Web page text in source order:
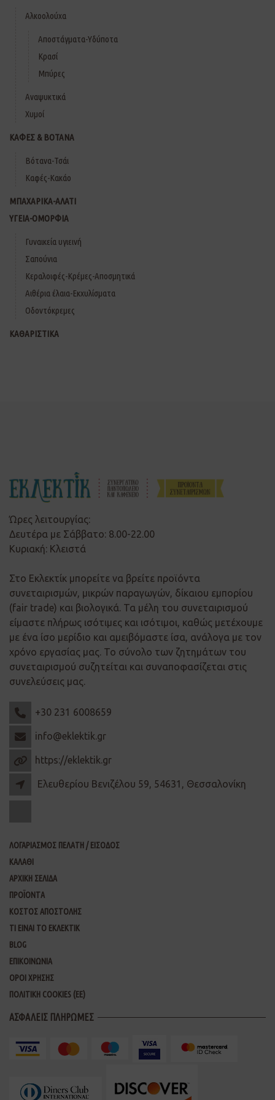
Αλκοολούχα
Αποστάγματα-Υδύποτα
Κρασί
Μπύρες
Αναψυκτικά
Χυμοί
ΚΑΦΕΣ & ΒΟΤΑΝΑ
Βότανα-Τσάι
Καφές-Κακάο
ΜΠΑΧΑΡΙΚΑ-ΑΛΑΤΙ
ΥΓΕΙΑ-ΟΜΟΡΦΙΑ
Γυναικεία υγιεινή
Σαπούνια
Κεραλοιφές-Κρέμες-Αποσμητικά
Αιθέρια έλαια-Εκχυλίσματα
Οδοντόκρεμες
ΚΑΘΑΡΙΣΤΙΚΑ
Ώρες λειτουργίας:
Δευτέρα με Σάββατο: 8.00-22.00
Κυριακή: Κλειστά
Στο Εκλεκτίκ μπορείτε να βρείτε προϊόντα
συνεταιρισμών, μικρών παραγωγών, δίκαιου εμπορίου
(fair trade) και βιολογικά. Τα μέλη του συνεταιρισμού
είμαστε πλήρως ισότιμες και ισότιμοι, καθώς μετέχουμε
με ένα ίσο μερίδιο και αμειβόμαστε ίσα, ανάλογα με τον
χρόνο εργασίας μας. Το σύνολο των ζητημάτων του
συνεταιρισμού συζητείται και συναποφασίζεται στις
συνελεύσεις μας.
+30 231 6008659
info@eklektik.gr
https://eklektik.gr
Ελευθερίου Βενιζέλου 59, 54631, Θεσσαλονίκη
ΛΟΓΑΡΙΑΣΜΟΣ ΠΕΛΑΤΗ / ΕΙΣΟΔΟΣ
ΚΑΛΑΘΙ
ΑΡΧΙΚΗ ΣΕΛΙΔΑ
ΠΡΟΪΟΝΤΑ
ΚΟΣΤΟΣ ΑΠΟΣΤΟΛΗΣ
ΤΙ ΕΙΝΑΙ ΤΟ ΕΚΛΕΚΤΙΚ
BLOG
ΕΠΙΚΟΙΝΩΝΙΑ
ΟΡΟΙ ΧΡΗΣΗΣ
ΠΟΛΙΤΙΚΗ COOKIES (ΕΕ)
ΑΣΦΑΛΕΙΣ ΠΛΗΡΩΜΕΣ